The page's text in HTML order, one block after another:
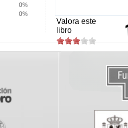
0%
0%
Valora este
libro